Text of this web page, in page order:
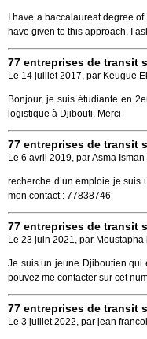
I have a baccalaureat degree
have given to this approach, I
77 entreprises de transit
Le 14 juillet 2017, par Keugue
Bonjour, je suis étudiante en
logistique à Djibouti. Merci
77 entreprises de transit
Le 6 avril 2019, par Asma Isman
recherche d’un emploie je suis
mon contact : 77838746
77 entreprises de transit
Le 23 juin 2021, par Moustapha
Je suis un jeune Djiboutien qui
pouvez me contacter sur cet
77 entreprises de transit
Le 3 juillet 2022, par jean